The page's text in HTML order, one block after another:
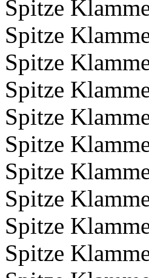
Spitze
Spitze
Spitze
Spitze
Spitze
Spitze
Spitze
Spitze
Spitze
Spitze